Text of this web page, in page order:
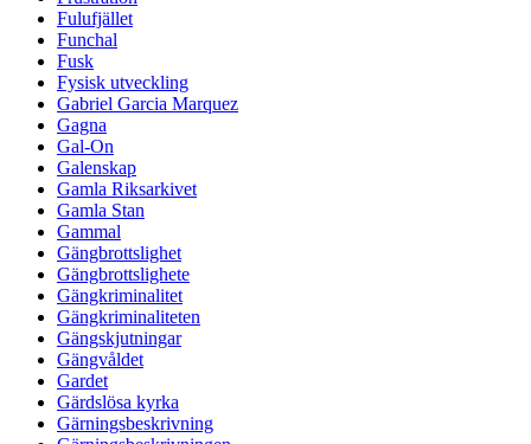
Fulufjället
Funchal
Fusk
Fysisk utveckling
Gabriel Garcia Marquez
Gagna
Gal-On
Galenskap
Gamla Riksarkivet
Gamla Stan
Gammal
Gängbrottslighet
Gängbrottslighete
Gängkriminalitet
Gängkriminaliteten
Gängskjutningar
Gängvåldet
Gardet
Gärdslösa kyrka
Gärningsbeskrivning